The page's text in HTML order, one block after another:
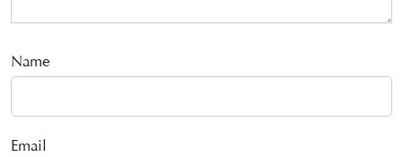
Name
Email